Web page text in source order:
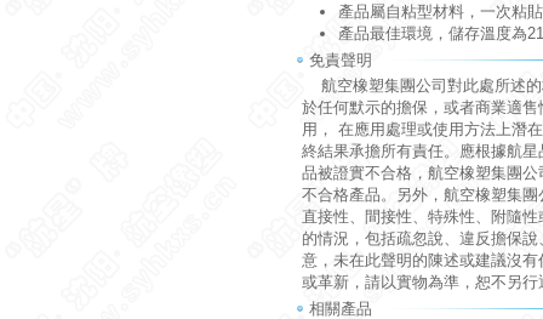
產品屬自粘型材料，一次粘
產品最佳環境，儲存溫度為
免責聲明
航空橡塑集團公司對此處所述的
於任何默示的擔保，或者商業適
用， 在應用處理或使用方法上潛
終結果承擔所有責任。應根據航
品被證實不合格，航空橡塑集團
不合格產品。另外，航空橡塑集
直接性、間接性、特殊性、附隨
的情況，包括疏忽說、違反擔保
意，未在此聲明的陳述或建議沒
或革新，請以實物為準，恕不另行
相關產品